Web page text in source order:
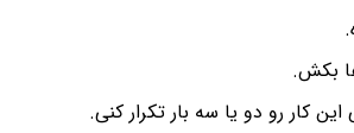
بکش.
کار رو دو یا سه بار تکرار کنی.